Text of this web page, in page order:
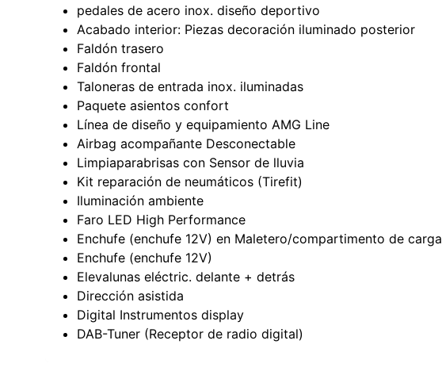
pedales de acero inox. diseño deportivo
Acabado interior: Piezas decoración iluminado posterior
Faldón trasero
Faldón frontal
Taloneras de entrada inox. iluminadas
Paquete asientos confort
Línea de diseño y equipamiento AMG Line
Airbag acompañante Desconectable
Limpiaparabrisas con Sensor de lluvia
Kit reparación de neumáticos (Tirefit)
Iluminación ambiente
Faro LED High Performance
Enchufe (enchufe 12V) en Maletero/compartimento de carga
Enchufe (enchufe 12V)
Elevalunas eléctric. delante + detrás
Dirección asistida
Digital Instrumentos display
DAB-Tuner (Receptor de radio digital)